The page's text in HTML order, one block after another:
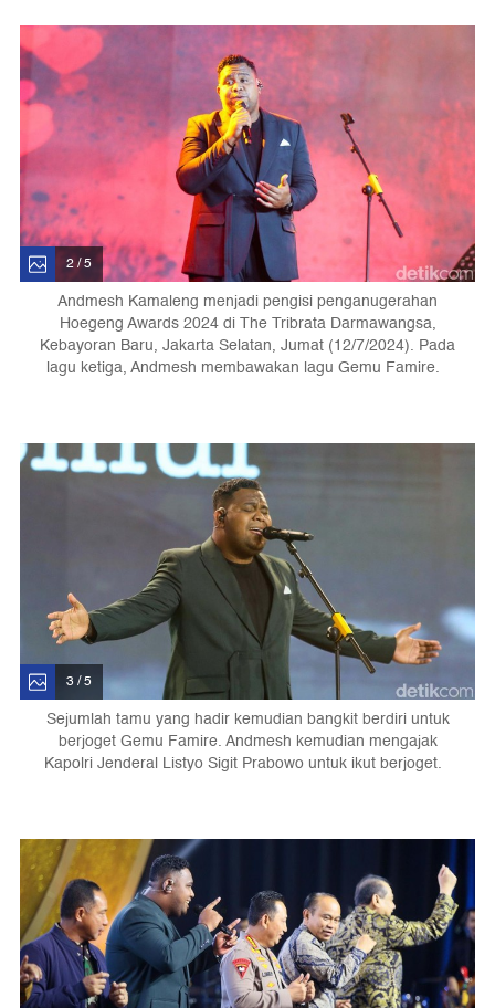
2 / 5
Andmesh Kamaleng menjadi pengisi penganugerahan
Hoegeng Awards 2024 di The Tribrata Darmawangsa,
Kebayoran Baru, Jakarta Selatan, Jumat (12/7/2024). Pada
lagu ketiga, Andmesh membawakan lagu Gemu Famire.
3 / 5
Sejumlah tamu yang hadir kemudian bangkit berdiri untuk
berjoget Gemu Famire. Andmesh kemudian mengajak
Kapolri Jenderal Listyo Sigit Prabowo untuk ikut berjoget.